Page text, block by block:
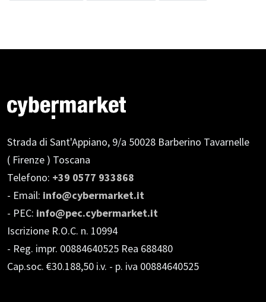
Strada di Sant'Appiano, 9/a 50028 Barberino Tavarnelle
( Firenze ) Toscana
Telefono: +39 0577 933868
- Email: info@cybermarket.it
- PEC: info@pec.cybermarket.it
Iscrizione R.O.C. n. 10994
- Reg. impr. 00884640525 Rea 688480
Cap.soc. €30.188,50 i.v. - p. iva 00884640525